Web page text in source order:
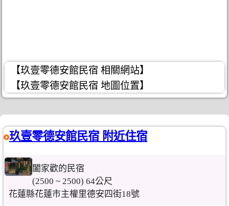
【玖壹零德安館民宿 相關網站】
【玖壹零德安館民宿 地圖位置】
玖壹零德安館民宿 附近住宿
闔家歡的民宿
(2500 ~ 2500) 64公尺
花蓮縣花蓮市主權里德安四街18號